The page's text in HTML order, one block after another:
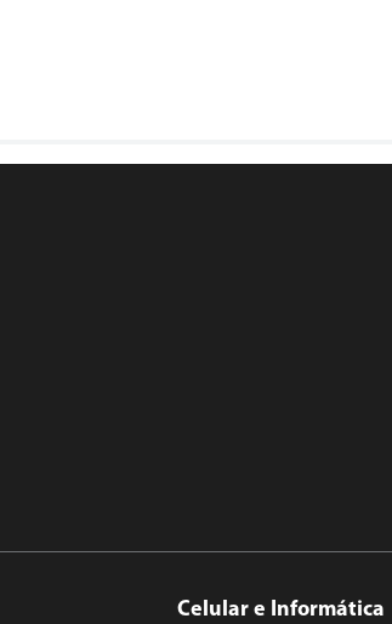
Celular e Informática